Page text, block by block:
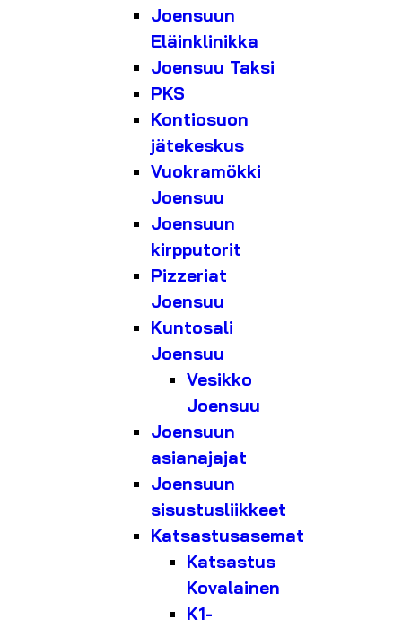
Joensuun
Eläinklinikka
Joensuu Taksi
PKS
Kontiosuon
jätekeskus
Vuokramökki
Joensuu
Joensuun
kirpputorit
Pizzeriat
Joensuu
Kuntosali
Joensuu
Vesikko
Joensuu
Joensuun
asianajajat
Joensuun
sisustusliikkeet
Katsastusasemat
Katsastus
Kovalainen
K1-